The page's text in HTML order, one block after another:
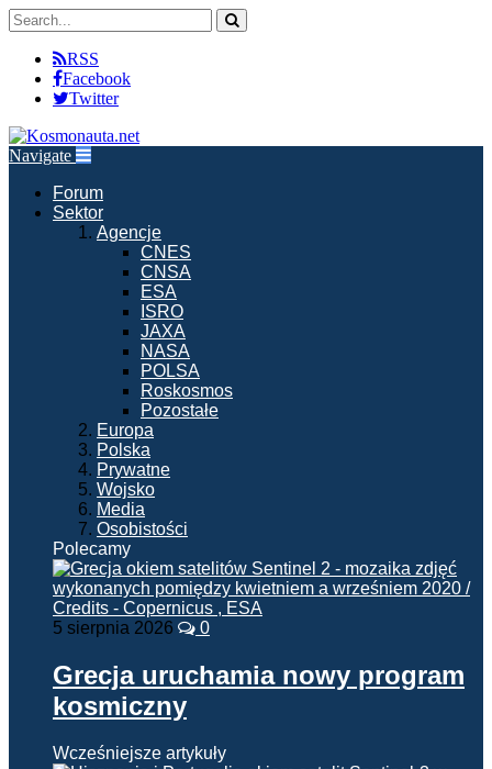
RSS
Facebook
Twitter
Navigate
Forum
Sektor
Agencje
CNES
CNSA
ESA
ISRO
JAXA
NASA
POLSA
Roskosmos
Pozostałe
Europa
Polska
Prywatne
Wojsko
Media
Osobistości
Polecamy
5 sierpnia 2026 0
Grecja uruchamia nowy program
kosmiczny
Wcześniejsze artykuły